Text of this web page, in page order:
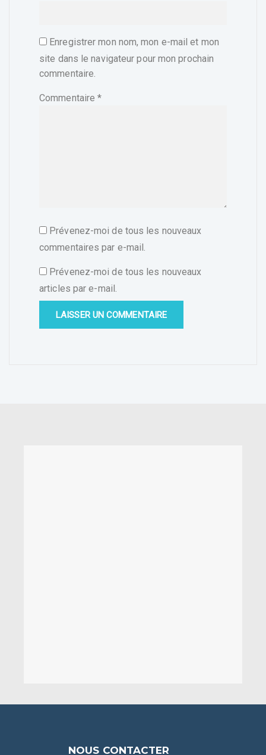
Enregistrer mon nom, mon e-mail et mon
site dans le navigateur pour mon prochain
commentaire.
Commentaire*
Prévenez-moi de tous les nouveaux
commentaires par e-mail.
Prévenez-moi de tous les nouveaux
articles par e-mail.
NOUS CONTACTER